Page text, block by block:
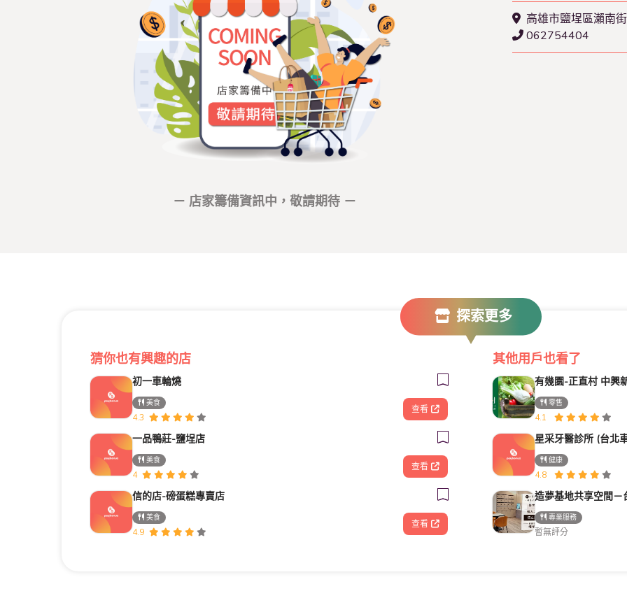
－ 店家籌備資訊中，敬請期待 －
高雄市鹽埕區瀨南
062754404
探索更多
猜你也有興趣的店
初一車輪燒
美食
4.3
查看
一品鴨莊-鹽埕店
美食
4
查看
信的店-磅蛋糕專賣店
美食
4.9
查看
其他用戶也看了
有幾園-正直村 中興
零售
4.1
健康
4.8
專業服務
暫無評分